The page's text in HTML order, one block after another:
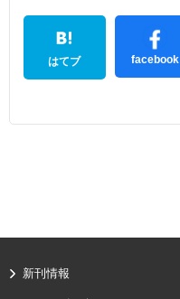
はてブ facebook
新刊情報